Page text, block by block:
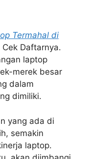
Termahal di
Cek Daftarnya.
laptop
merek besar
dalam
dimiliki.
yang ada di
semakin
laptop.